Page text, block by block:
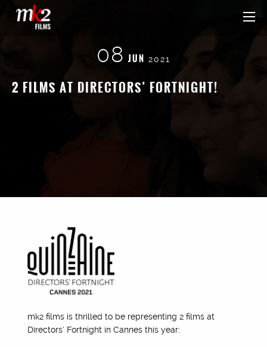
08 JUN 2021
2 FILMS AT DIRECTORS’ FORTNIGHT!
mk2 films is thrilled to be representing 2 films at
Directors’ Fortnight in Cannes this year: